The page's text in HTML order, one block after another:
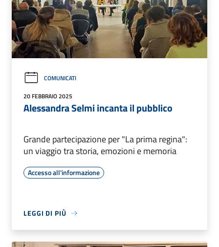
COMUNICATI
20 FEBBRAIO 2025
Alessandra Selmi incanta il pubblico
Grande partecipazione per "La prima regina":
un viaggio tra storia, emozioni e memoria
Accesso all'informazione
LEGGI DI PIÙ